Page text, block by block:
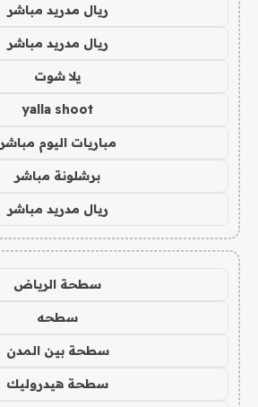
ريال مدريد مباشر
ريال مدريد مباشر
يلا شوت
yalla shoot
مباريات اليوم مباشر
برشلونة مباشر
ريال مدريد مباشر
سطحة الرياض
سطحه
سطحة بين المدن
سطحة هيدروليك